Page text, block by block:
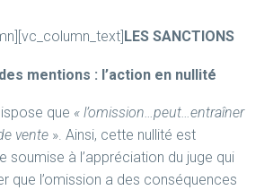
LES SANCTIONS
mentions : l’action en nullité
que « l’omission…peut…entraîner
vente ». Ainsi, cette nullité est
soumise à l’appréciation du juge qui
que l’omission a des conséquences